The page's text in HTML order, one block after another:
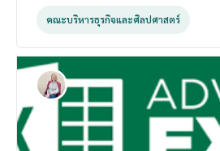
คณะบริหารธุรกิจและศิลปศาสตร์